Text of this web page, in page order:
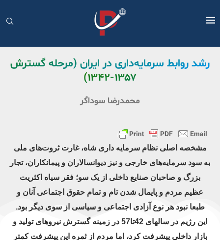
رشد روابط سرمایه‌داری در ایران (مرحله گسترش
۱۳۵۷-۱۳۴۲)
محمدرضا سوداگر
مشخصه اصلی نظام سرمایه داری شاه، غارت ثروت‌های ملی
به سود سرمایه‌های خارجی و نیز دیوانسالاران و پیمانکاران، تجار
بزرگ و صاحبان صنایع داخلی از یک سو؛ فقر سیاه اکثریت
عظیم مردم و پایمال شدن تام و تمام حقوق اجتماعی آنان و
طبعا نبود هر نوع آزادی اجتماعی و سیاسی از سوی دیگر بود.
این رژیم در سالهای 42تا57 در زمینه گسترش نیروهای تولید و
بازار داخلی پیشرفت کرد، اما مردم از ثمره این پیشرفت کمتر